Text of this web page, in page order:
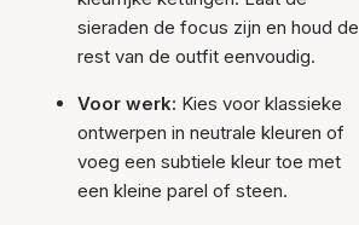
sieraden de focus zijn en houd de
rest van de outfit eenvoudig.
Voor werk: Kies voor klassieke
ontwerpen in neutrale kleuren of
voeg een subtiele kleur toe met
een kleine parel of steen.